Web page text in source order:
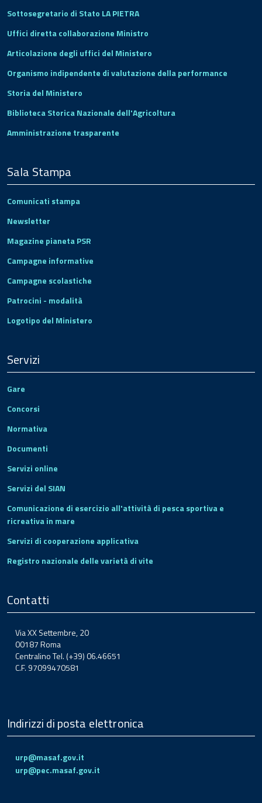
Sottosegretario di Stato LA PIETRA
Uffici diretta collaborazione Ministro
Articolazione degli uffici del Ministero
Organismo indipendente di valutazione della performance
Storia del Ministero
Biblioteca Storica Nazionale dell'Agricoltura
Amministrazione trasparente
Sala Stampa
Comunicati stampa
Newsletter
Magazine pianeta PSR
Campagne informative
Campagne scolastiche
Patrocini - modalità
Logotipo del Ministero
Servizi
Gare
Concorsi
Normativa
Documenti
Servizi online
Servizi del SIAN
Comunicazione di esercizio all'attività di pesca sportiva e
ricreativa in mare
Servizi di cooperazione applicativa
Registro nazionale delle varietà di vite
Contatti
Via XX Settembre, 20
00187 Roma
Centralino Tel. (+39) 06.46651
C.F. 97099470581
Indirizzi di posta elettronica
urp@masaf.gov.it
urp@pec.masaf.gov.it